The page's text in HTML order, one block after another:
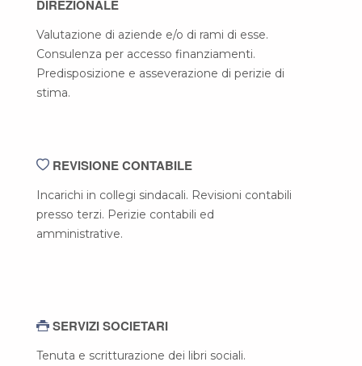
DIREZIONALE
Valutazione di aziende e/o di rami di esse.
Consulenza per accesso finanziamenti.
Predisposizione e asseverazione di perizie di
stima.
REVISIONE CONTABILE
Incarichi in collegi sindacali. Revisioni contabili
presso terzi. Perizie contabili ed
amministrative.
SERVIZI SOCIETARI
Tenuta e scritturazione dei libri sociali.